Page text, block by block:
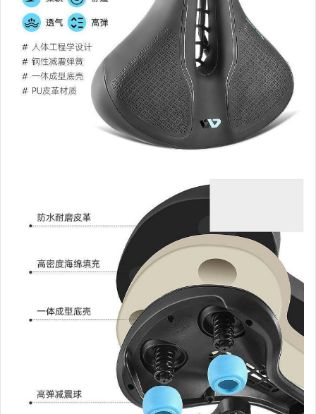
男性精品與服飾
女裝與服飾配件
偶像、球員卡與郵幣
手錶與飾品配件